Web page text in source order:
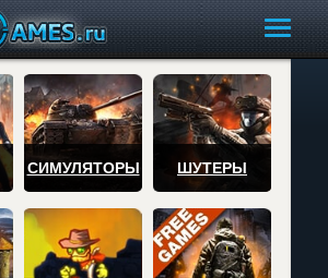
СИМУЛЯТОРЫ ШУТЕРЫ